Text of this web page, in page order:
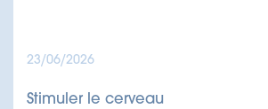
23/06/2026
Stimuler le cerveau